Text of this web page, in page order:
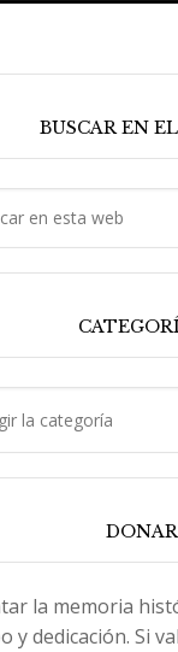
BUSCAR EN
DONAR
la memoria
y dedicación. Si